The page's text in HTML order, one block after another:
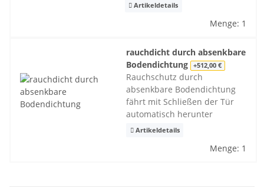
Artikeldetails
Menge: 1
rauchdicht durch absenkbare
Bodendichtung +512,00 €
Rauchschutz durch
absenkbare Bodendichtung
fährt mit Schließen der Tür
automatisch herunter
Artikeldetails
Menge: 1